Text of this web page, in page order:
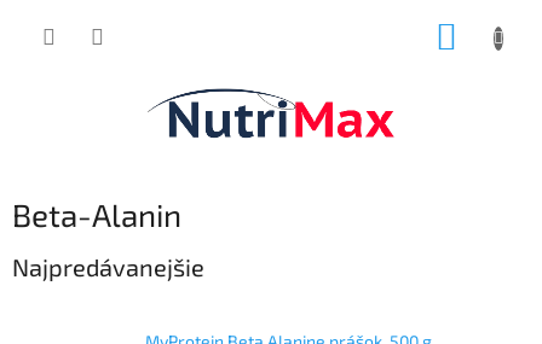
Beta-Alanin
Najpredávanejšie